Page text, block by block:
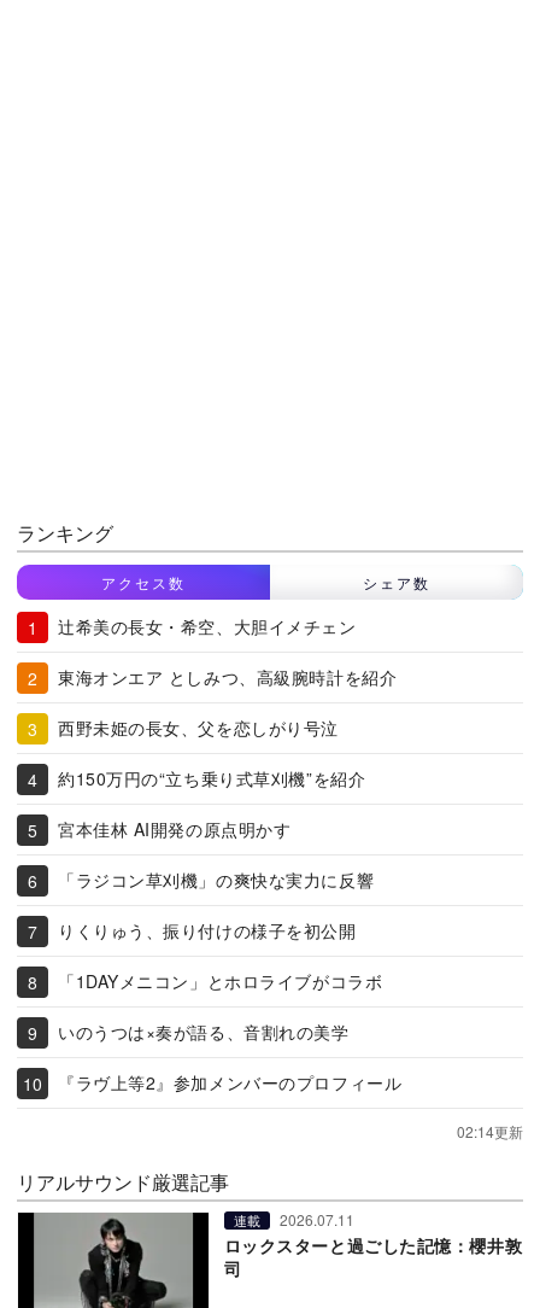
ランキング
アクセス数 シェア数
辻希美の長女・希空、大胆イメチェン
東海オンエア としみつ、高級腕時計を紹介
西野未姫の長女、父を恋しがり号泣
約150万円の“立ち乗り式草刈機”を紹介
宮本佳林 AI開発の原点明かす
「ラジコン草刈機」の爽快な実力に反響
りくりゅう、振り付けの様子を初公開
「1DAYメニコン」とホロライブがコラボ
いのうつは×奏が語る、音割れの美学
『ラヴ上等2』参加メンバーのプロフィール
02:14更新
リアルサウンド厳選記事
連載 2026.07.11
ロックスターと過ごした記憶：櫻井敦
司